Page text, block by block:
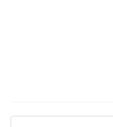
Sprache), nach